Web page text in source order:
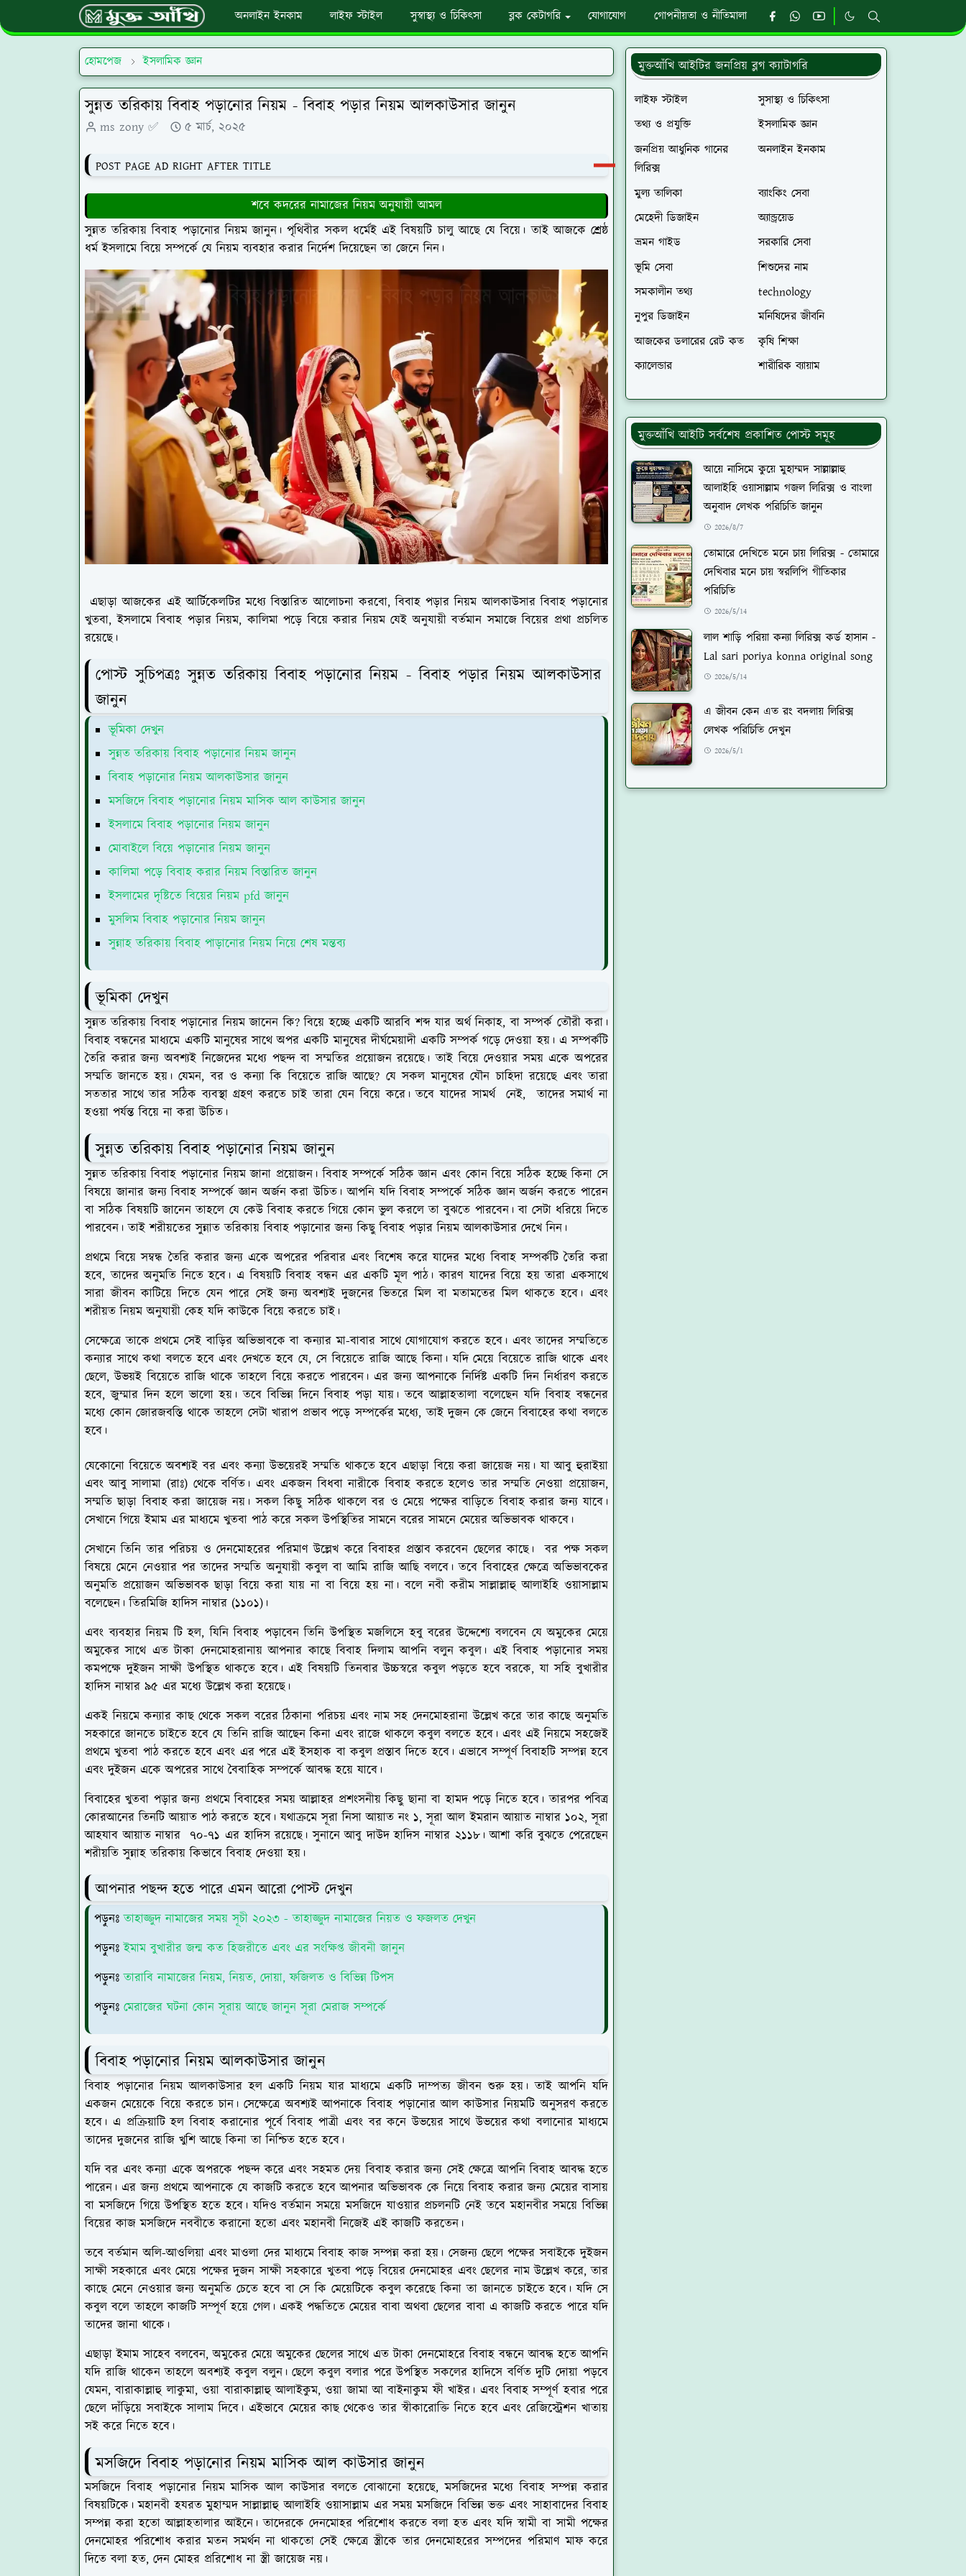
অনলাইন ইনকাম লাইফ স্টাইল সুস্বাস্থ্য ও চিকিৎসা ব্লক কেটাগরি যোগাযোগ গোপনীয়তা ও নীতিমালা
হোমপেজ ইসলামিক জ্ঞান
সুন্নত তরিকায় বিবাহ পড়ানোর নিয়ম - বিবাহ পড়ার নিয়ম আলকাউসার জানুন
ms zony ✅ ৫ মার্চ, ২০২৫
POST PAGE AD RIGHT AFTER TITLE
শবে কদরের নামাজের নিয়ম অনুযায়ী আমল
সুন্নত তরিকায় বিবাহ পড়ানোর নিয়ম জানুন। পৃথিবীর সকল ধর্মেই এই বিষয়টি চালু আছে যে বিয়ে। তাই আজকে শ্রেষ্ঠ
ধর্ম ইসলামে বিয়ে সম্পর্কে যে নিয়ম ব্যবহার করার নির্দেশ দিয়েছেন তা জেনে নিন।
এছাড়া আজকের এই আর্টিকেলটির মধ্যে বিস্তারিত আলোচনা করবো, বিবাহ পড়ার নিয়ম আলকাউসার বিবাহ পড়ানোর
খুতবা, ইসলামে বিবাহ পড়ার নিয়ম, কালিমা পড়ে বিয়ে করার নিয়ম যেই অনুযায়ী বর্তমান সমাজে বিয়ের প্রথা প্রচলিত
রয়েছে।
পোস্ট সুচিপত্রঃ সুন্নত তরিকায় বিবাহ পড়ানোর নিয়ম - বিবাহ পড়ার নিয়ম আলকাউসার
জানুন
ভূমিকা দেখুন
সুন্নত তরিকায় বিবাহ পড়ানোর নিয়ম জানুন
বিবাহ পড়ানোর নিয়ম আলকাউসার জানুন
মসজিদে বিবাহ পড়ানোর নিয়ম মাসিক আল কাউসার জানুন
ইসলামে বিবাহ পড়ানোর নিয়ম জানুন
মোবাইলে বিয়ে পড়ানোর নিয়ম জানুন
কালিমা পড়ে বিবাহ করার নিয়ম বিস্তারিত জানুন
ইসলামের দৃষ্টিতে বিয়ের নিয়ম pfd জানুন
মুসলিম বিবাহ পড়ানোর নিয়ম জানুন
সুন্নাহ তরিকায় বিবাহ পাড়ানোর নিয়ম নিয়ে শেষ মন্তব্য
ভূমিকা দেখুন
সুন্নত তরিকায় বিবাহ পড়ানোর নিয়ম জানেন কি? বিয়ে হচ্ছে একটি আরবি শব্দ যার অর্থ নিকাহ, বা সম্পর্ক তৌরী করা।
বিবাহ বন্ধনের মাধ্যমে একটি মানুষের সাথে অপর একটি মানুষের দীর্ঘমেয়াদী একটি সম্পর্ক গড়ে দেওয়া হয়। এ সম্পর্কটি
তৈরি করার জন্য অবশ্যই নিজেদের মধ্যে পছন্দ বা সম্মতির প্রয়োজন রয়েছে। তাই বিয়ে দেওয়ার সময় একে অপরের
সম্মতি জানতে হয়। যেমন, বর ও কন্যা কি বিয়েতে রাজি আছে? যে সকল মানুষের যৌন চাহিদা রয়েছে এবং তারা
সততার সাথে তার সঠিক ব্যবস্থা গ্রহণ করতে চাই তারা যেন বিয়ে করে। তবে যাদের সামর্থ নেই, তাদের সমার্থ না
হওয়া পর্যন্ত বিয়ে না করা উচিত।
সুন্নত তরিকায় বিবাহ পড়ানোর নিয়ম জানুন
সুন্নত তরিকায় বিবাহ পড়ানোর নিয়ম জানা প্রয়োজন। বিবাহ সম্পর্কে সঠিক জ্ঞান এবং কোন বিয়ে সঠিক হচ্ছে কিনা সে
বিষয়ে জানার জন্য বিবাহ সম্পর্কে জ্ঞান অর্জন করা উচিত। আপনি যদি বিবাহ সম্পর্কে সঠিক জ্ঞান অর্জন করতে পারেন
বা সঠিক বিষয়টি জানেন তাহলে যে কেউ বিবাহ করতে গিয়ে কোন ভুল করলে তা বুঝতে পারবেন। বা সেটা ধরিয়ে দিতে
পারবেন। তাই শরীয়তের সুন্নাত তরিকায় বিবাহ পড়ানোর জন্য কিছু বিবাহ পড়ার নিয়ম আলকাউসার দেখে নিন।
প্রথমে বিয়ে সম্বন্ধ তৈরি করার জন্য একে অপরের পরিবার এবং বিশেষ করে যাদের মধ্যে বিবাহ সম্পর্কটি তৈরি করা
হবে, তাদের অনুমতি নিতে হবে। এ বিষয়টি বিবাহ বন্ধন এর একটি মূল পাঠ। কারণ যাদের বিয়ে হয় তারা একসাথে
সারা জীবন কাটিয়ে দিতে যেন পারে সেই জন্য অবশ্যই দুজনের ভিতরে মিল বা মতামতের মিল থাকতে হবে। এবং
শরীয়ত নিয়ম অনুযায়ী কেহ যদি কাউকে বিয়ে করতে চাই।
সেক্ষেত্রে তাকে প্রথমে সেই বাড়ির অভিভাবকে বা কন্যার মা-বাবার সাথে যোগাযোগ করতে হবে। এবং তাদের সম্মতিতে
কন্যার সাথে কথা বলতে হবে এবং দেখতে হবে যে, সে বিয়েতে রাজি আছে কিনা। যদি মেয়ে বিয়েতে রাজি থাকে এবং
ছেলে, উভয়ই বিয়েতে রাজি থাকে তাহলে বিয়ে করতে পারবেন। এর জন্য আপনাকে নির্দিষ্ট একটি দিন নির্ধারণ করতে
হবে, জুম্মার দিন হলে ভালো হয়। তবে বিভিন্ন দিনে বিবাহ পড়া যায়। তবে আল্লাহতালা বলেছেন যদি বিবাহ বন্ধনের
মধ্যে কোন জোরজবস্তি থাকে তাহলে সেটা খারাপ প্রভাব পড়ে সম্পর্কের মধ্যে, তাই দুজন কে জেনে বিবাহের কথা বলতে
হবে।
যেকোনো বিয়েতে অবশ্যই বর এবং কন্যা উভয়েরই সম্মতি থাকতে হবে এছাড়া বিয়ে করা জায়েজ নয়। যা আবু হুরাইয়া
এবং আবু সালামা (রাঃ) থেকে বর্ণিত। এবং একজন বিধবা নারীকে বিবাহ করতে হলেও তার সম্মতি নেওয়া প্রয়োজন,
সম্মতি ছাড়া বিবাহ করা জায়েজ নয়। সকল কিছু সঠিক থাকলে বর ও মেয়ে পক্ষের বাড়িতে বিবাহ করার জন্য যাবে।
সেখানে গিয়ে ইমাম এর মাধ্যমে খুতবা পাঠ করে সকল উপস্থিতির সামনে বরের সামনে মেয়ের অভিভাবক থাকবে।
সেখানে তিনি তার পরিচয় ও দেনমোহরের পরিমাণ উল্লেখ করে বিবাহর প্রস্তাব করবেন ছেলের কাছে। বর পক্ষ সকল
বিষয়ে মেনে নেওয়ার পর তাদের সম্মতি অনুযায়ী কবুল বা আমি রাজি আছি বলবে। তবে বিবাহের ক্ষেত্রে অভিভাবকের
অনুমতি প্রয়োজন অভিভাবক ছাড়া বিয়ে করা যায় না বা বিয়ে হয় না। বলে নবী করীম সাল্লাল্লাহু আলাইহি ওয়াসাল্লাম
বলেছেন। তিরমিজি হাদিস নাম্বার (১১০১)।
এবং ব্যবহার নিয়ম টি হল, যিনি বিবাহ পড়াবেন তিনি উপস্থিত মজলিসে হবু বরের উদ্দেশ্যে বলবেন যে অমুকের মেয়ে
অমুকের সাথে এত টাকা দেনমোহরানায় আপনার কাছে বিবাহ দিলাম আপনি বলুন কবুল। এই বিবাহ পড়ানোর সময়
কমপক্ষে দুইজন সাক্ষী উপস্থিত থাকতে হবে। এই বিষয়টি তিনবার উচ্চস্বরে কবুল পড়তে হবে বরকে, যা সহি বুখারীর
হাদিস নাম্বার ৯৫ এর মধ্যে উল্লেখ করা হয়েছে।
একই নিয়মে কন্যার কাছ থেকে সকল বরের ঠিকানা পরিচয় এবং নাম সহ দেনমোহরানা উল্লেখ করে তার কাছে অনুমতি
সহকারে জানতে চাইতে হবে যে তিনি রাজি আছেন কিনা এবং রাজে থাকলে কবুল বলতে হবে। এবং এই নিয়মে সহজেই
প্রথমে খুতবা পাঠ করতে হবে এবং এর পরে এই ইসহাক বা কবুল প্রস্তাব দিতে হবে। এভাবে সম্পূর্ণ বিবাহটি সম্পন্ন হবে
এবং দুইজন একে অপরের সাথে বৈবাহিক সম্পর্কে আবদ্ধ হয়ে যাবে।
বিবাহের খুতবা পড়ার জন্য প্রথমে বিবাহের সময় আল্লাহর প্রশংসনীয় কিছু ছানা বা হামদ পড়ে নিতে হবে। তারপর পবিত্র
কোরআনের তিনটি আয়াত পাঠ করতে হবে। যথাক্রমে সূরা নিসা আয়াত নং ১, সূরা আল ইমরান আয়াত নাম্বার ১০২, সূরা
আহযাব আয়াত নাম্বার ৭০-৭১ এর হাদিস রয়েছে। সুনানে আবু দাউদ হাদিস নাম্বার ২১১৮। আশা করি বুঝতে পেরেছেন
শরীয়তি সুন্নাহ তরিকায় কিভাবে বিবাহ দেওয়া হয়।
আপনার পছন্দ হতে পারে এমন আরো পোস্ট দেখুন
পড়ুনঃতাহাজ্জুদ নামাজের সময় সূচী ২০২৩ - তাহাজ্জুদ নামাজের নিয়ত ও ফজলত দেখুন
পড়ুনঃইমাম বুখারীর জন্ম কত হিজরীতে এবং এর সংক্ষিপ্ত জীবনী জানুন
পড়ুনঃতারাবি নামাজের নিয়ম, নিয়ত, দোয়া, ফজিলত ও বিভিন্ন টিপস
পড়ুনঃ মেরাজের ঘটনা কোন সূরায় আছে জানুন সূরা মেরাজ সম্পর্কে
বিবাহ পড়ানোর নিয়ম আলকাউসার জানুন
বিবাহ পড়ানোর নিয়ম আলকাউসার হল একটি নিয়ম যার মাধ্যমে একটি দাম্পত্য জীবন শুরু হয়। তাই আপনি যদি
একজন মেয়েকে বিয়ে করতে চান। সেক্ষেত্রে অবশ্যই আপনাকে বিবাহ পড়ানোর আল কাউসার নিয়মটি অনুসরণ করতে
হবে। এ প্রক্রিয়াটি হল বিবাহ করানোর পূর্বে বিবাহ পাত্রী এবং বর কনে উভয়ের সাথে উভয়ের কথা বলানোর মাধ্যমে
তাদের দুজনের রাজি খুশি আছে কিনা তা নিশ্চিত হতে হবে।
যদি বর এবং কন্যা একে অপরকে পছন্দ করে এবং সহমত দেয় বিবাহ করার জন্য সেই ক্ষেত্রে আপনি বিবাহ আবদ্ধ হতে
পারেন। এর জন্য প্রথমে আপনাকে যে কাজটি করতে হবে আপনার অভিভাবক কে নিয়ে বিবাহ করার জন্য মেয়ের বাসায়
বা মসজিদে গিয়ে উপস্থিত হতে হবে। যদিও বর্তমান সময়ে মসজিদে যাওয়ার প্রচলনটি নেই তবে মহানবীর সময়ে বিভিন্ন
বিয়ের কাজ মসজিদে নববীতে করানো হতো এবং মহানবী নিজেই এই কাজটি করতেন।
তবে বর্তমান অলি-আওলিয়া এবং মাওলা দের মাধ্যমে বিবাহ কাজ সম্পন্ন করা হয়। সেজন্য ছেলে পক্ষের সবাইকে দুইজন
সাক্ষী সহকারে এবং মেয়ে পক্ষের দুজন সাক্ষী সহকারে খুতবা পড়ে বিয়ের দেনমোহর এবং ছেলের নাম উল্লেখ করে, তার
কাছে মেনে নেওয়ার জন্য অনুমতি চেতে হবে বা সে কি মেয়েটিকে কবুল করেছে কিনা তা জানতে চাইতে হবে। যদি সে
কবুল বলে তাহলে কাজটি সম্পূর্ণ হয়ে গেল। একই পদ্ধতিতে মেয়ের বাবা অথবা ছেলের বাবা এ কাজটি করতে পারে যদি
তাদের জানা থাকে।
এছাড়া ইমাম সাহেব বলবেন, অমুকের মেয়ে অমুকের ছেলের সাথে এত টাকা দেনমোহরে বিবাহ বন্ধনে আবদ্ধ হতে আপনি
যদি রাজি থাকেন তাহলে অবশ্যই কবুল বলুন। ছেলে কবুল বলার পরে উপস্থিত সকলের হাদিসে বর্ণিত দুটি দোয়া পড়বে
যেমন,বারাকাল্লাহু লাকুমা, ওয়া বারাকাল্লাহু আলাইকুম, ওয়া জামা আ বাইনাকুম ফী খাইর । এবং বিবাহ সম্পূর্ণ হবার পরে
ছেলে দাঁড়িয়ে সবাইকে সালাম দিবে। এইভাবে মেয়ের কাছ থেকেও তার স্বীকারোক্তি নিতে হবে এবং রেজিস্ট্রেশন খাতায়
সই করে নিতে হবে।
মসজিদে বিবাহ পড়ানোর নিয়ম মাসিক আল কাউসার জানুন
মসজিদে বিবাহ পড়ানোর নিয়ম মাসিক আল কাউসার বলতে বোঝানো হয়েছে, মসজিদের মধ্যে বিবাহ সম্পন্ন করার
বিষয়টিকে। মহানবী হযরত মুহাম্মদ সাল্লাল্লাহু আলাইহি ওয়াসাল্লাম এর সময় মসজিদে বিভিন্ন ভক্ত এবং সাহাবাদের বিবাহ
সম্পন্ন করা হতো আল্লাহতালার আইনে। তাদেরকে দেনমোহর পরিশোধ করতে বলা হত এবং যদি স্বামী বা সামী পক্ষের
দেনমোহর পরিশোধ করার মতন সমর্থন না থাকতো সেই ক্ষেত্রে স্ত্রীকে তার দেনমোহরের সম্পদের পরিমাণ মাফ করে
দিতে বলা হত, দেন মোহর প্ররিশোধ না স্ত্রী জায়েজ নয়।
মুক্তআঁখি আইটির জনপ্রিয় ব্লগ ক্যাটাগরি
লাইফ স্টাইল
সুসাস্থ্য ও চিকিৎসা
তথ্য ও প্রযুক্তি
ইসলামিক জ্ঞান
জনপ্রিয় আধুনিক গানের
লিরিক্স
অনলাইন ইনকাম
মুল্য তালিকা
ব্যাংকিং সেবা
মেহেদী ডিজাইন
অ্যান্ড্রয়েড
ভ্রমন গাইড
সরকারি সেবা
ভূমি সেবা
শিশুদের নাম
সমকালীন তথ্য
technology
নুপুর ডিজাইন
মনিষিদের জীবনি
আজকের ডলারের রেট কত
কৃষি শিক্ষা
ক্যালেন্ডার
শারীরিক ব্যায়াম
মুক্তআঁখি আইটি সর্বশেষ প্রকাশিত পোস্ট সমূহ
আয়ে নাসিমে কুয়ে মুহাম্মদ সাল্লাল্লাহু
আলাইহি ওয়াসাল্লাম গজল লিরিক্স ও বাংলা
অনুবাদ লেখক পরিচিতি জানুন
2026/8/7
তোমারে দেখিতে মনে চায় লিরিক্স - তোমারে
দেখিবার মনে চায় স্বরলিপি গীতিকার
পরিচিতি
2026/5/14
লাল শাড়ি পরিয়া কন্যা লিরিক্স কর্ড হাসান -
Lal sari poriya konna original song
2026/5/14
এ জীবন কেন এত রং বদলায় লিরিক্স
লেখক পরিচিতি দেখুন
2026/5/1